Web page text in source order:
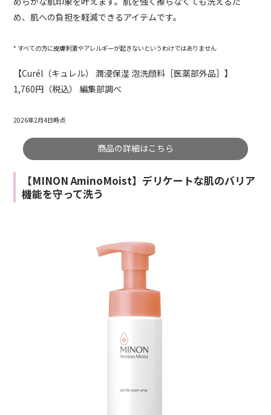
め、肌への負担を軽減できるアイテムです。
* すべての方に皮膚刺激やアレルギーが起きないというわけではありません
【Curél（キュレル） 潤浸保湿 泡洗顔料［医薬部外品］】
1,760円（税込） 編集部調べ
2026年2月4日時点
商品の詳細はこちら
【MINON AminoMoist】デリケートな肌のバリア
機能を守って洗う